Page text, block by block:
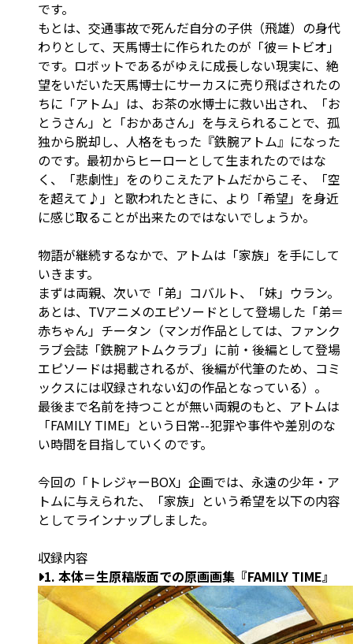
です。
もとは、交通事故で死んだ自分の子供（飛雄）の身代
わりとして、天馬博士に作られたのが「彼＝トビオ」
です。ロボットであるがゆえに成長しない現実に、絶
望をいだいた天馬博士にサーカスに売り飛ばされたの
ちに「アトム」は、お茶の水博士に救い出され、「お
とうさん」と「おかあさん」を与えられることで、孤
独から脱却し、人格をもった『鉄腕アトム』になった
のです。最初からヒーローとして生まれたのではな
く、「悲劇性」をのりこえたアトムだからこそ、「空
を超えて♪」と歌われたときに、より「希望」を身近
に感じ取ることが出来たのではないでしょうか。
物語が継続するなかで、アトムは「家族」を手にして
いきます。
まずは両親、次いで「弟」コバルト、「妹」ウラン。
あとは、TVアニメのエピソードとして登場した「弟＝
赤ちゃん」チータン（マンガ作品としては、ファンク
ラブ会誌「鉄腕アトムクラブ」に前・後編として登場
エピソードは掲載されるが、後編が代筆のため、コミ
ックスには収録されない幻の作品となっている）。
最後まで名前を持つことが無い両親のもと、アトムは
「FAMILY TIME」という日常--犯罪や事件や差別のな
い時間を目指していくのです。
今回の「トレジャーBOX」企画では、永遠の少年・ア
トムに与えられた、「家族」という希望を以下の内容
としてラインナップしました。
収録内容
1. 本体＝生原稿版面での原画画集『FAMILY TIME』